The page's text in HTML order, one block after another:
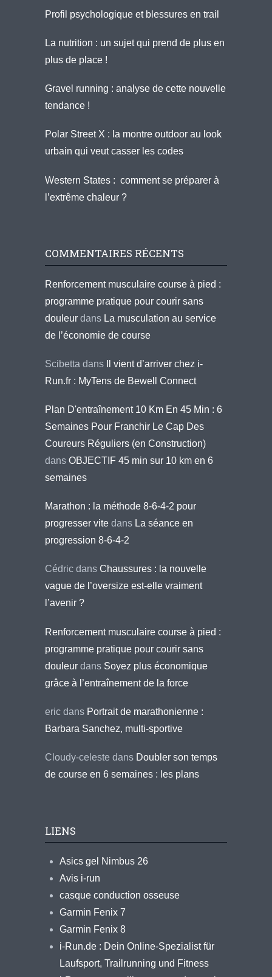
Profil psychologique et blessures en trail
La nutrition : un sujet qui prend de plus en
plus de place !
Gravel running : analyse de cette nouvelle
tendance !
Polar Street X : la montre outdoor au look
urbain qui veut casser les codes
Western States : comment se préparer à
l’extrême chaleur ?
COMMENTAIRES RÉCENTS
Renforcement musculaire course à pied :
programme pratique pour courir sans
douleur dans La musculation au service
de l’économie de course
Scibetta dans
Il vient d’arriver chez i-
Run.fr : MyTens de Bewell Connect
Plan D'entraînement 10 Km En 45 Min : 6
Semaines Pour Franchir Le Cap Des
Coureurs Réguliers (en Construction)
dans OBJECTIF 45 min sur 10 km en 6
semaines
Marathon : la méthode 8-6-4-2 pour
progresser vite dans La séance en
progression 8-6-4-2
Cédric dans Chaussures : la nouvelle
vague de l’oversize est-elle vraiment
l’avenir ?
Renforcement musculaire course à pied :
programme pratique pour courir sans
douleur dans Soyez plus économique
grâce à l’entraînement de la force
eric dans Portrait de marathonienne :
Barbara Sanchez, multi-sportive
Cloudy-celeste dans Doubler son temps
de course en 6 semaines : les plans
LIENS
Asics gel Nimbus 26
Avis i-run
casque conduction osseuse
Garmin Fenix 7
Garmin Fenix 8
i-Run.de : Dein Online-Spezialist für
Laufsport, Trailrunning und Fitness